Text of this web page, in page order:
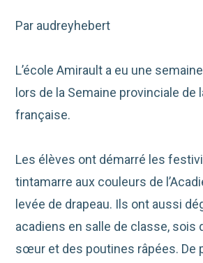
Par audreyhebert
L’école Amirault a eu une
lors de la Semaine provinciale de
française.
Les élèves ont démarré les
tintamarre aux couleurs de
levée de drapeau. Ils ont aussi
acadiens en salle de classe, sois
sœur et des poutines râpées. De